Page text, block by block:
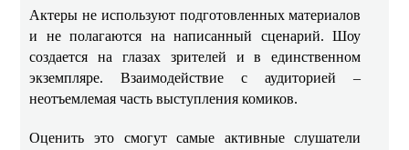
Актеры не используют подготовленных материалов
и не полагаются на написанный сценарий. Шоу
создается на глазах зрителей и в единственном
экземпляре. Взаимодействие с аудиторией –
неотъемлемая часть выступления комиков.
Оценить это смогут самые активные слушатели